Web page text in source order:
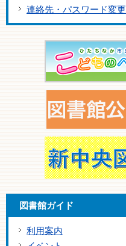
連絡先・パスワード変更
図書館ガイド
利用案内